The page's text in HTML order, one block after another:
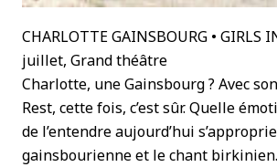
CHARLOTTE GAINSBOURG • GIRLS
juillet, Grand théâtre
Charlotte, une Gainsbourg ? Avec
Rest, cette fois, c’est sûr. Quelle
de l’entendre aujourd’hui
gainsbourienne et le chant